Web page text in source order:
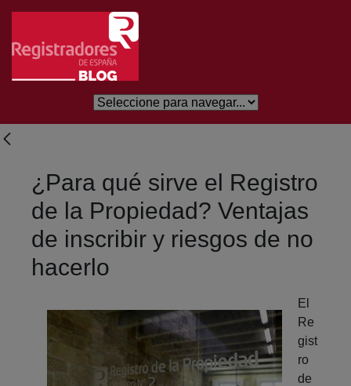
Saltar al contenido principal
¿Para qué sirve el Registro
de la Propiedad? Ventajas
de inscribir y riesgos de no
hacerlo
El
Re
gist
ro
de